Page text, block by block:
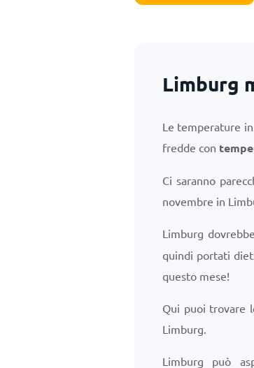
Limburg
Le temperature
fredde con
Ci saranno
novembre in
Limburg
quindi portati
questo mese!
Qui puoi trovare
Limburg.
Limburg può